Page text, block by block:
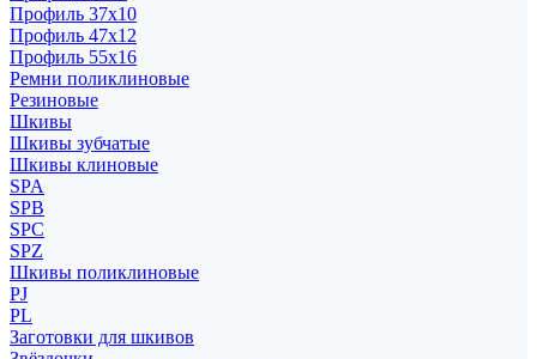
Профиль 37x10
Профиль 47x12
Профиль 55x16
Ремни поликлиновые
Резиновые
Шкивы
Шкивы зубчатые
Шкивы клиновые
SPA
SPB
SPC
SPZ
Шкивы поликлиновые
PJ
PL
Заготовки для шкивов